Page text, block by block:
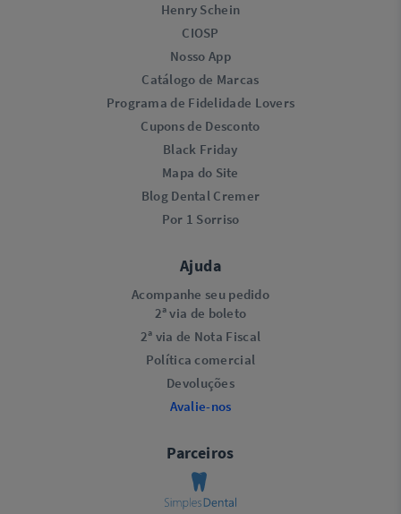
Henry Schein
CIOSP
Nosso App
Catálogo de Marcas
Programa de Fidelidade Lovers​
Cupons de Desconto
Black Friday
Mapa do Site
Blog Dental Cremer
Por 1 Sorriso
Ajuda
Acompanhe seu pedido
2ª via de boleto
2ª via de Nota Fiscal
Política comercial
Devoluções
Avalie-nos
Parceiros